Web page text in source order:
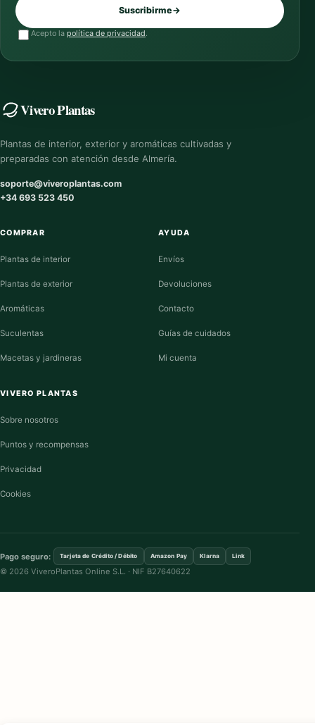
Suscribirme→
Acepto la política de privacidad.
Vivero Plantas
Plantas de interior, exterior y aromáticas cultivadas y
preparadas con atención desde Almería.
soporte@viveroplantas.com
+34 693 523 450
COMPRAR
Plantas de interior
Plantas de exterior
Aromáticas
Suculentas
Macetas y jardineras
AYUDA
Envíos
Devoluciones
Contacto
Guías de cuidados
Mi cuenta
VIVERO PLANTAS
Sobre nosotros
Puntos y recompensas
Privacidad
Cookies
Pago seguro: Tarjeta de Crédito / Débito Amazon Pay Klarna Link
© 2026 ViveroPlantas Online S.L. · NIF B27640622